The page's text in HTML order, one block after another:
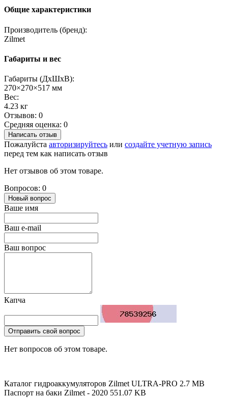
Общие характеристики
Производитель (бренд):
Zilmet
Габариты и вес
Габариты (ДхШхВ):
270×270×517 мм
Вес:
4.23 кг
Отзывов: 0
Средняя оценка: 0
Написать отзыв
Пожалуйста авторизируйтесь или создайте учетную запись
перед тем как написать отзыв
Нет отзывов об этом товаре.
Вопросов: 0
Новый вопрос
Ваше имя
Ваш e-mail
Ваш вопрос
Капча
Отправить свой вопрос
Нет вопросов об этом товаре.
Каталог гидроаккумуляторов Zilmet ULTRA-PRO 2.7 MB
Паспорт на баки Zilmet - 2020 551.07 KB